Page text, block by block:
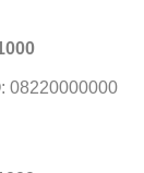
08220000000